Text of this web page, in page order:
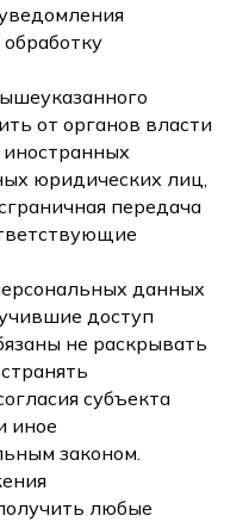
от органов власти
иностранных
юридических лиц,
передача
данных
доступ
не раскрывать
субъекта
иное
законом.
любые